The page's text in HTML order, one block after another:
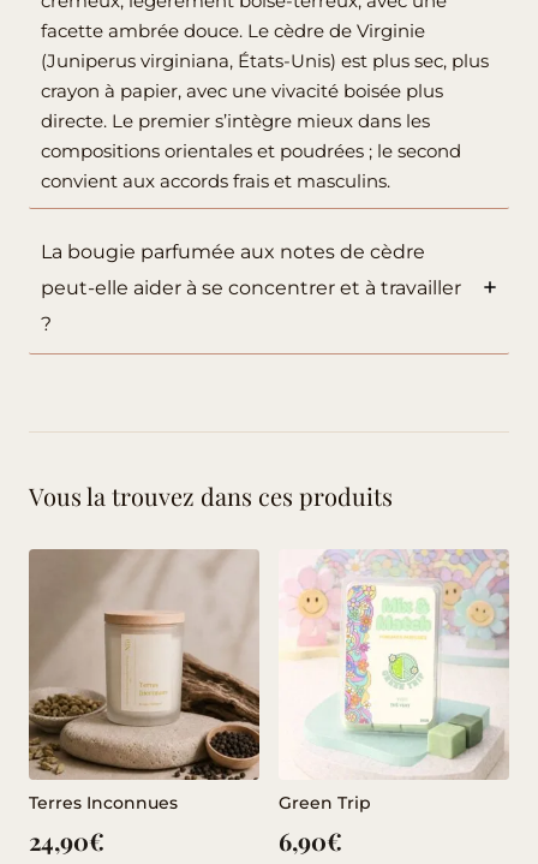
facette ambrée douce. Le cèdre de Virginie
(Juniperus virginiana, États-Unis) est plus sec, plus
crayon à papier, avec une vivacité boisée plus
directe. Le premier s’intègre mieux dans les
compositions orientales et poudrées ; le second
convient aux accords frais et masculins.
La bougie parfumée aux notes de cèdre
peut-elle aider à se concentrer et à travailler
?
Vous la trouvez dans ces produits
Terres Inconnues
24,90€
Green Trip
6,90€